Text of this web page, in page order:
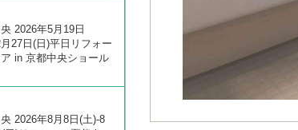
2026年5月19日
27日(日)平日リフォー
in 京都中央ショール
2026年8月8日(土)-8